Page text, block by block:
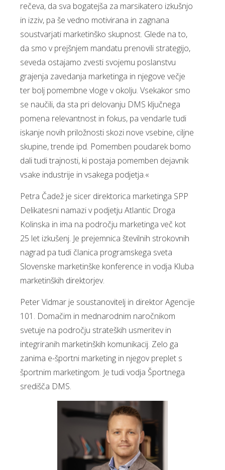
rečeva, da sva bogatejša za marsikatero izkušnjo
in izziv, pa še vedno motivirana in zagnana
soustvarjati marketinško skupnost. Glede na to,
da smo v prejšnjem mandatu prenovili strategijo,
seveda ostajamo zvesti svojemu poslanstvu
grajenja zavedanja marketinga in njegove večje
ter bolj pomembne vloge v okolju. Vsekakor smo
se naučili, da sta pri delovanju DMS ključnega
pomena relevantnost in fokus, pa vendarle tudi
iskanje novih priložnosti skozi nove vsebine, ciljne
skupine, trende ipd. Pomemben poudarek bomo
dali tudi trajnosti, ki postaja pomemben dejavnik
vsake industrije in vsakega podjetja.«
Petra Čadež je sicer direktorica marketinga SPP
Delikatesni namazi v podjetju Atlantic Droga
Kolinska in ima na področju marketinga več kot
25 let izkušenj. Je prejemnica številnih strokovnih
nagrad pa tudi članica programskega sveta
Slovenske marketinške konference in vodja Kluba
marketinških direktorjev.
Peter Vidmar je soustanovitelj in direktor Agencije
101. Domačim in mednarodnim naročnikom
svetuje na področju strateških usmeritev in
integriranih marketinških komunikacij. Zelo ga
zanima e-športni marketing in njegov preplet s
športnim marketingom. Je tudi vodja Športnega
središča DMS.